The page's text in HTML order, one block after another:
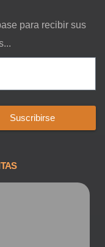
para recibir sus
Suscribirse